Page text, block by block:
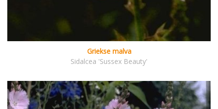
Griekse malva
Sidalcea 'Sussex Beauty'